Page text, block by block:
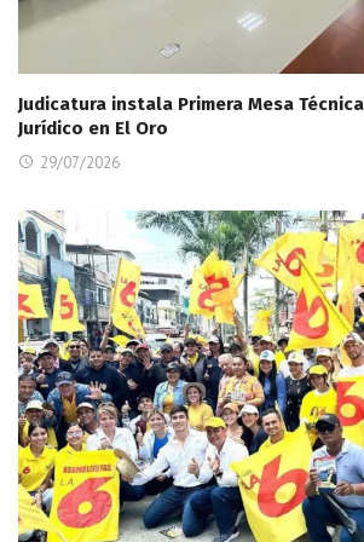
Judicatura instala Primera Mesa
Jurídico en El Oro
29/07/2026